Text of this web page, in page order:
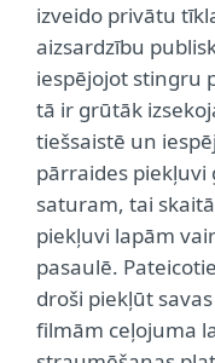
izveido privātu
aizsardzību
iespējojot stingru
tā ir grūtāk
tiešsaistē un
pārraides
saturam, tai
piekļuvi lapām
pasaulē.
droši piekļūt
filmām ceļojuma